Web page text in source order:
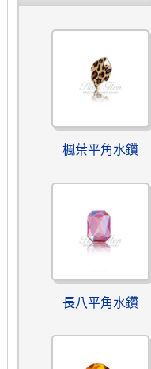
楓葉平角水鑽
長八平角水鑽